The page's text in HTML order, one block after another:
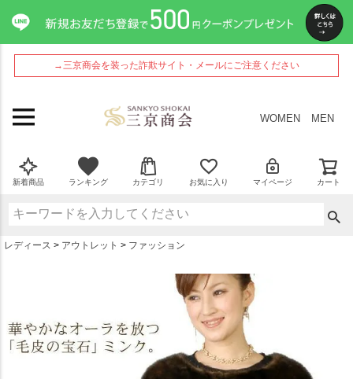
→三京商会を装った詐欺サイト・メールにご注意ください
WOMEN MEN
新着商品 ランキング カテゴリ お気に入り マイページ カート
レディース アウトレット ファッション
ペー
ジト
ップ
へ